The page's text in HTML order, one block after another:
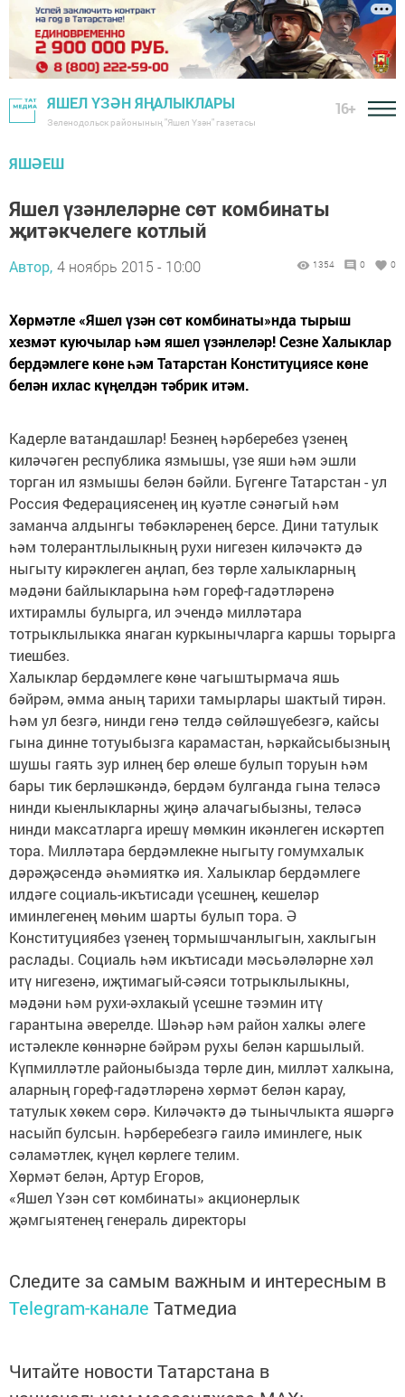
ЯШЕЛ ҮЗӘН ЯҢАЛЫКЛАРЫ
Зеленодольск районының "Яшел Үзән" газетасы
16+
ЯШӘЕШ
Яшел үзәнлеләрне сөт комбинаты
җитәкчелеге котлый
Автор, 4 ноябрь 2015 - 10:00 1354 0 0
Хөрмәтле «Яшел үзән сөт комбинаты»нда тырыш
хезмәт куючылар һәм яшел үзәнлеләр! Сезне Халыклар
бердәмлеге көне һәм Татарстан Конституциясе көне
белән ихлас күңелдән тәбрик итәм.
Кадерле ватандашлар! Безнең һәрберебез үзенең
киләчәген республика язмышы, үзе яши һәм эшли
торган ил язмышы белән бәйли. Бүгенге Татарстан - ул
Россия Федерациясенең иң куәтле сәнәгый һәм
заманча алдынгы төбәкләренең берсе. Дини татулык
һәм толерантлылыкның рухи нигезен киләчәктә дә
ныгыту кирәклеген аңлап, без төрле халыкларның
мәдәни байлыкларына һәм гореф-гадәтләренә
ихтирамлы булырга, ил эчендә милләтара
тотрыклылыкка янаган куркынычларга каршы торырга
тиешбез.
Халыклар бердәмлеге көне чагыштырмача яшь
бәйрәм, әмма аның тарихи тамырлары шактый тирән.
Һәм ул безгә, нинди генә телдә сөйләшүебезгә, кайсы
гына динне тотуыбызга карамастан, һәркайсыбызның
шушы гаять зур илнең бер өлеше булып торуын һәм
бары тик берләшкәндә, бердәм булганда гына теләсә
нинди кыенлыкларны җиңә алачагыбызны, теләсә
нинди максатларга ирешү мөмкин икәнлеген искәртеп
тора. Милләтара бердәмлекне ныгыту гомумхалык
дәрәҗәсендә әһәмияткә ия. Халыклар бердәмлеге
илдәге социаль-икътисади үсешнең, кешеләр
иминлегенең мөһим шарты булып тора. Ә
Конституциябез үзенең тормышчанлыгын, хаклыгын
раслады. Социаль һәм икътисади мәсьәләләрне хәл
итү нигезенә, иҗтимагый-сәяси тотрыклылыкны,
мәдәни һәм рухи-әхлакый үсешне тәэмин итү
гарантына әверелде. Шәһәр һәм район халкы әлеге
истәлекле көннәрне бәйрәм рухы белән каршылый.
Күпмилләтле районыбызда төрле дин, милләт халкына,
аларның гореф-гадәтләренә хөрмәт белән карау,
татулык хөкем сөрә. Киләчәктә дә тынычлыкта яшәргә
насыйп булсын. Һәрберебезгә гаилә иминлеге, нык
сәламәтлек, күңел көрлеге телим.
Хөрмәт белән, Артур Егоров,
«Яшел Үзән сөт комбинаты» акционерлык
җәмгыятенең генераль директоры
Следите за самым важным и интересным в
Telegram-канале Татмедиа
Читайте новости Татарстана в